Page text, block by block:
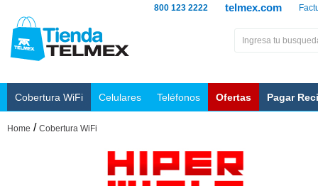
telmex.com
800 123 2222
Cobertura WiFi Celulares Teléfonos Ofertas Pagar
Home / Cobertura WiFi